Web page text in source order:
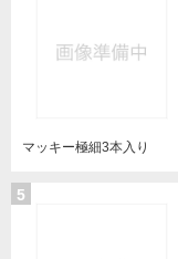
マッキー極細3本入り
5